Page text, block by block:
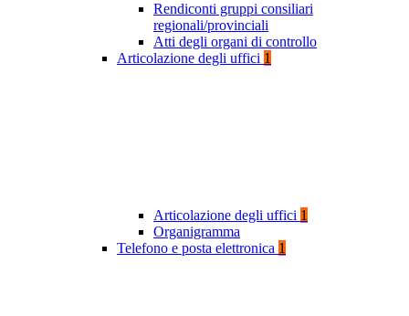
Rendiconti gruppi consiliari
regionali/provinciali
Atti degli organi di controllo
Articolazione degli uffici 1
Articolazione degli uffici 1
Organigramma
Telefono e posta elettronica 1